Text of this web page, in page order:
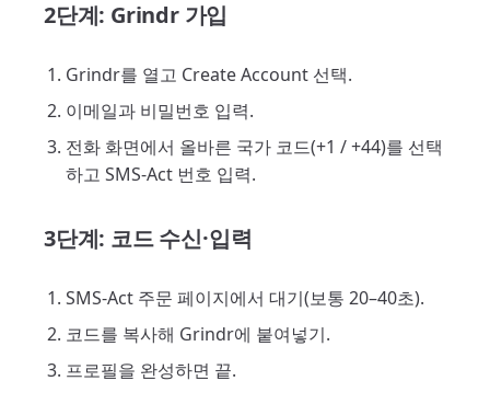
2단계: Grindr 가입
Grindr를 열고 Create Account 선택.
이메일과 비밀번호 입력.
전화 화면에서 올바른 국가 코드(+1 / +44)를 선택
하고 SMS-Act 번호 입력.
3단계: 코드 수신·입력
SMS-Act 주문 페이지에서 대기(보통 20–40초).
코드를 복사해 Grindr에 붙여넣기.
프로필을 완성하면 끝.